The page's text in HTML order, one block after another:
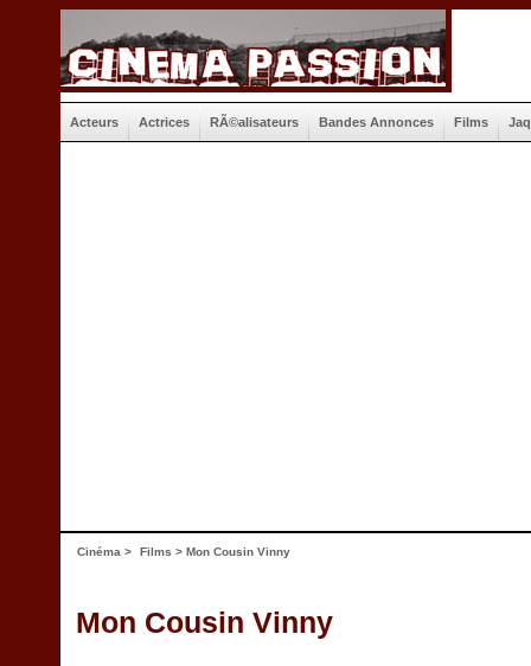
Acteurs Actrices RÃ©alisateurs Bandes Annonces Films
Cinéma > Films > Mon Cousin Vinny
Mon Cousin Vinny